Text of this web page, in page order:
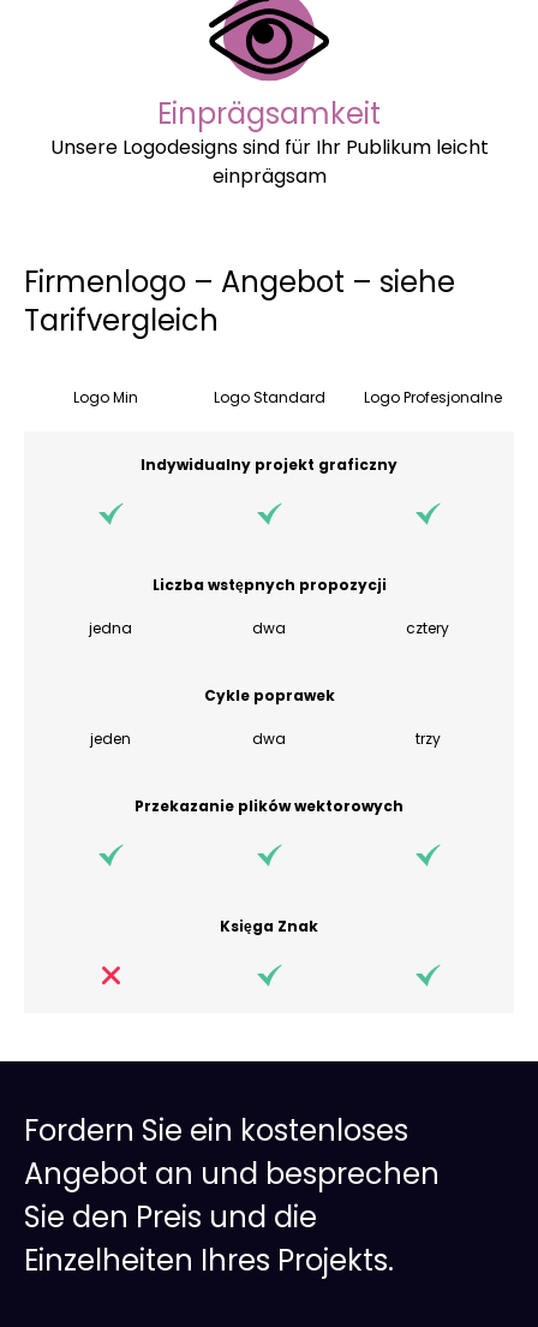
Einprägsamkeit
Unsere Logodesigns sind für Ihr Publikum leicht
einprägsam
Firmenlogo – Angebot – siehe
Tarifvergleich
Logo Min Logo Standard Logo Profesjonalne
Indywidualny projekt graficzny
Liczba wstępnych propozycji
jedna dwa cztery
Cykle poprawek
jeden dwa trzy
Przekazanie plików wektorowych
Księga Znak
Fordern Sie ein kostenloses
Angebot an und besprechen
Sie den Preis und die
Einzelheiten Ihres Projekts.